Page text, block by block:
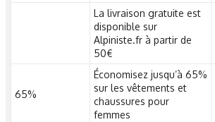
La livraison gratuite est
disponible sur
Alpiniste.fr à partir de
50€
65%
Économisez jusqu’à 65%
sur les vêtements et
chaussures pour
femmes